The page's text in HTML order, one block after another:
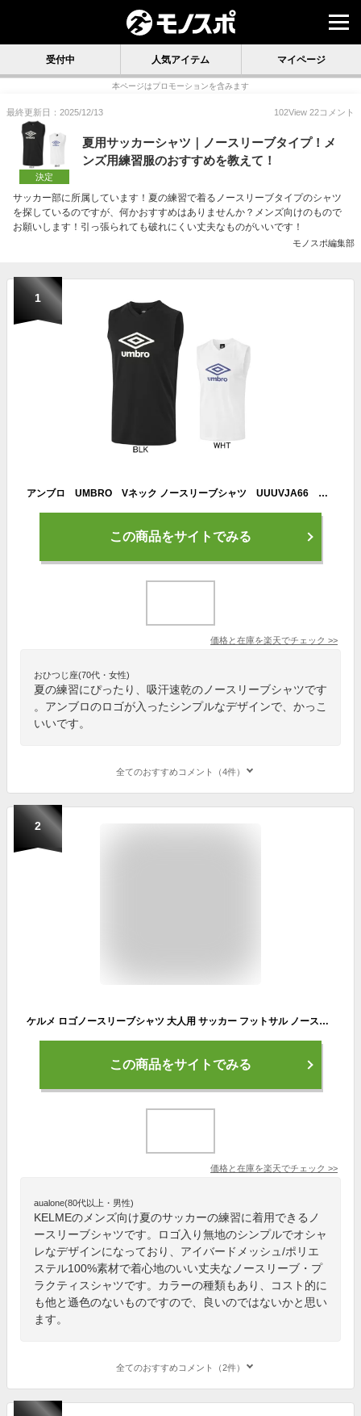
受付中 人気アイテム マイページ
本ページはプロモーションを含みます
最終更新日：2025/12/13 102View 22コメント
決定
夏用サッカーシャツ｜ノースリーブタイプ！メ
ンズ用練習服のおすすめを教えて！
サッカー部に所属しています！夏の練習で着るノースリーブタイプのシャツ
を探しているのですが、何かおすすめはありませんか？メンズ向けのもので
お願いします！引っ張られても破れにくい丈夫なものがいいです！
モノスポ編集部
1
アンブロ UMBRO Vネック ノースリーブシャツ UUUVJA66 プラクティスシャツ タンクトップ メンズ セール サッカー フットサル 春夏モデル
この商品をサイトでみる
価格と在庫を楽天でチェック >>
おひつじ座(70代・女性)
夏の練習にぴったり、吸汗速乾のノースリーブシャツです
。アンブロのロゴが入ったシンプルなデザインで、かっこ
いいです。
全てのおすすめコメント（4件）
2
ケルメ ロゴノースリーブシャツ 大人用 サッカー フットサル ノースリーブプラクティスシャツ KELME 3891061
この商品をサイトでみる
価格と在庫を楽天でチェック >>
aualone(80代以上・男性)
KELMEのメンズ向け夏のサッカーの練習に着用できるノ
ースリーブシャツです。ロゴ入り無地のシンプルでオシャ
レなデザインになっており、アイバードメッシュ/ポリエ
ステル100%素材で着心地のいい丈夫なノースリーブ・プ
ラクティスシャツです。カラーの種類もあり、コスト的に
も他と遜色のないものですので、良いのではないかと思い
ます。
全てのおすすめコメント（2件）